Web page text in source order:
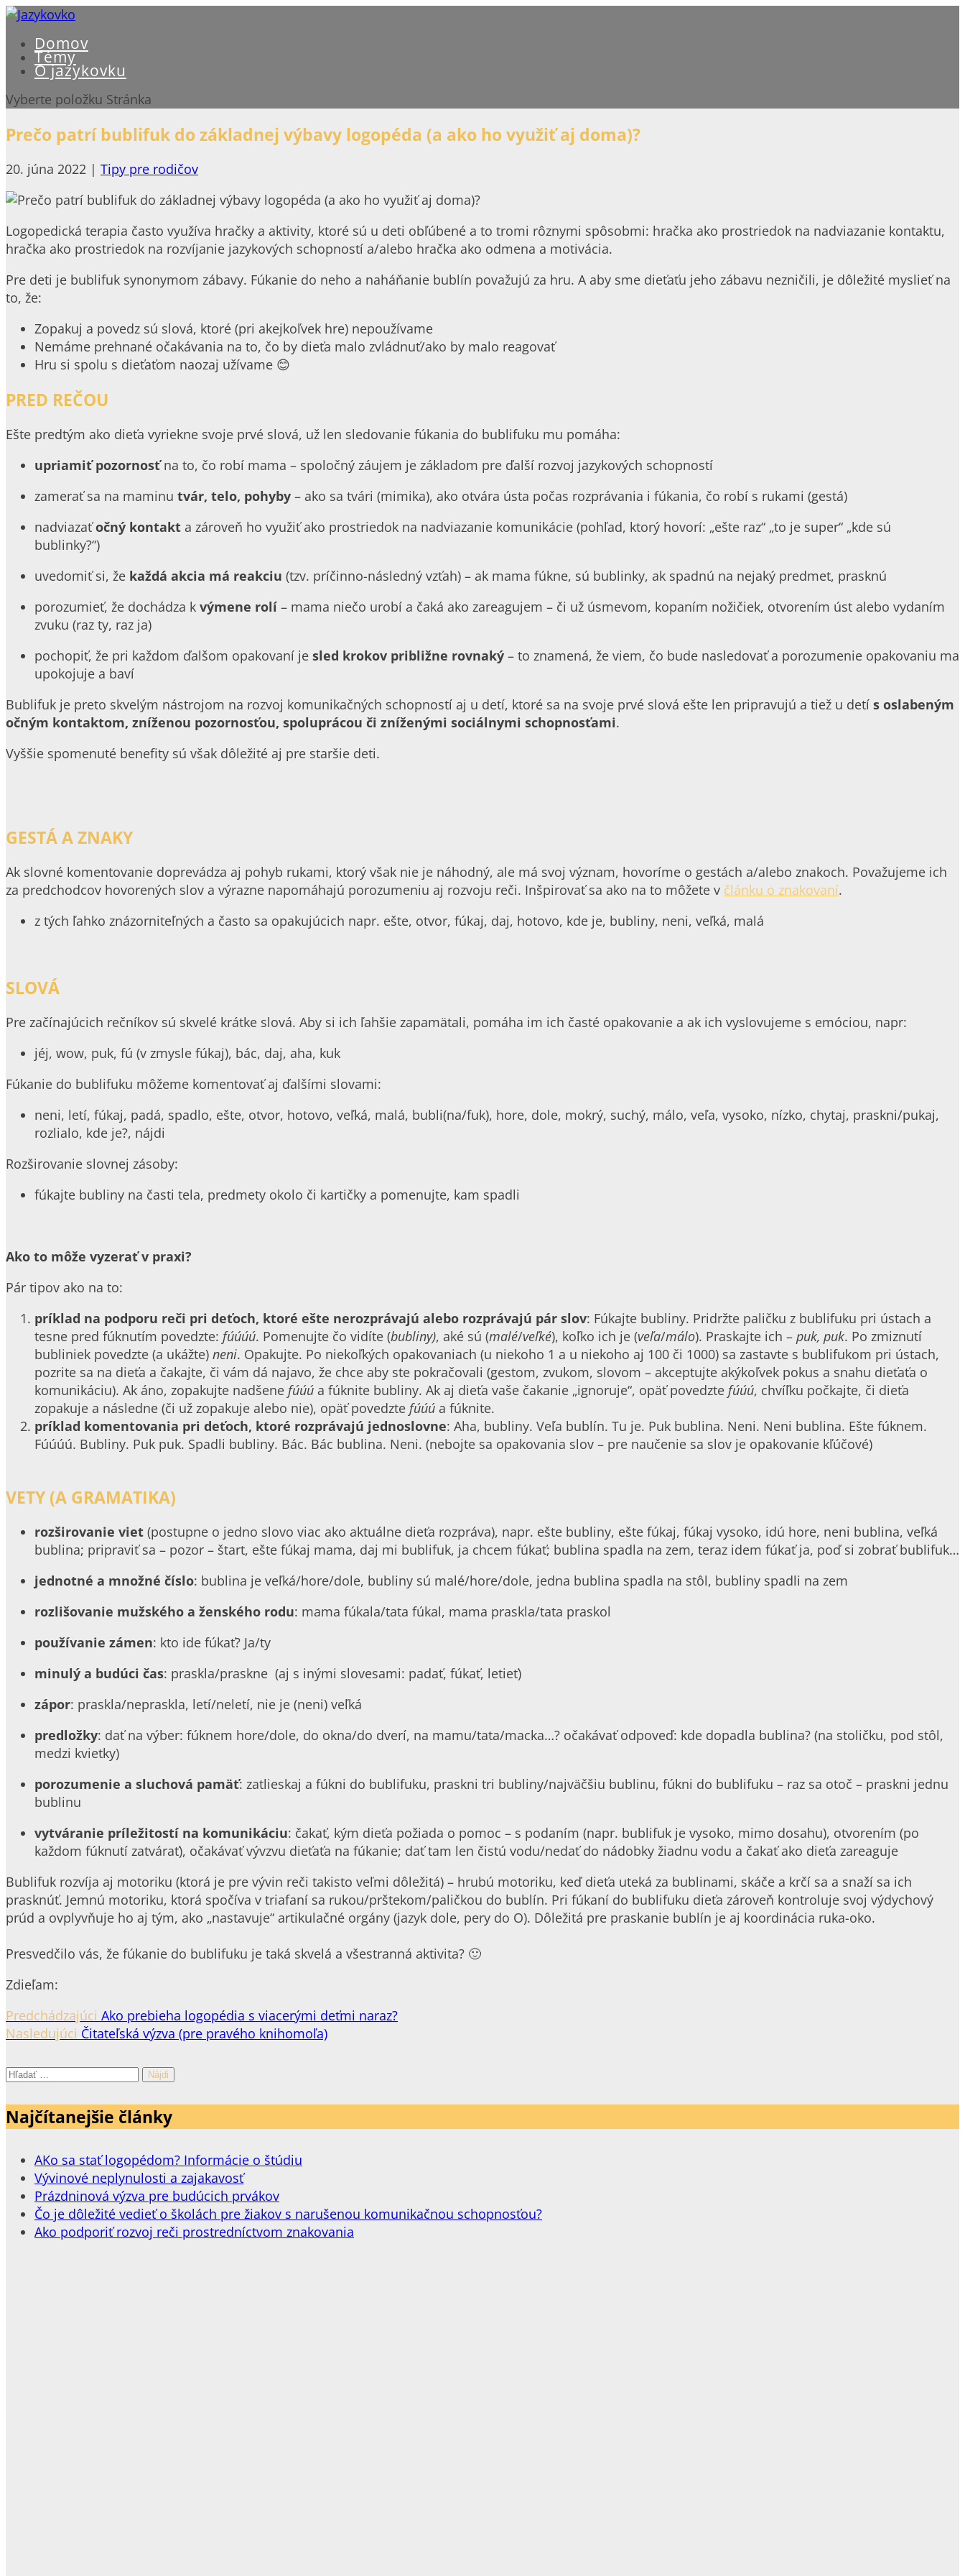
Domov
Témy
O jazykovku
Vyberte položku Stránka
Prečo patrí bublifuk do základnej výbavy logopéda (a ako ho využiť aj doma)?
20. júna 2022 | Tipy pre rodičov
Logopedická terapia často využíva hračky a aktivity, ktoré sú u deti obľúbené a to tromi rôznymi spôsobmi: hračka ako prostriedok na nadviazanie kontaktu,
hračka ako prostriedok na rozvíjanie jazykových schopností a/alebo hračka ako odmena a motivácia.
Pre deti je bublifuk synonymom zábavy. Fúkanie do neho a naháňanie bublín považujú za hru. A aby sme dieťaťu jeho zábavu nezničili, je dôležité myslieť na
to, že:
Zopakuj a povedz sú slová, ktoré (pri akejkoľvek hre) nepoužívame
Nemáme prehnané očakávania na to, čo by dieťa malo zvládnuť/ako by malo reagovať
Hru si spolu s dieťaťom naozaj užívame 😊
PRED REČOU
Ešte predtým ako dieťa vyriekne svoje prvé slová, už len sledovanie fúkania do bublifuku mu pomáha:
upriamiť pozornosťna to, čo robí mama – spoločný záujem je základom pre ďalší rozvoj jazykových schopností
zamerať sa na maminu tvár, telo, pohyby – ako sa tvári (mimika), ako otvára ústa počas rozprávania i fúkania, čo robí s rukami (gestá)
nadviazaťočný kontakt a zároveň ho využiť ako prostriedok na nadviazanie komunikácie (pohľad, ktorý hovorí: „ešte raz“ „to je super“ „kde sú
bublinky?“)
uvedomiť si, že každá akcia má reakciu (tzv. príčinno-následný vzťah) – ak mama fúkne, sú bublinky, ak spadnú na nejaký predmet, prasknú
porozumieť, že dochádza k výmene rolí – mama niečo urobí a čaká ako zareagujem – či už úsmevom, kopaním nožičiek, otvorením úst alebo vydaním
zvuku (raz ty, raz ja)
pochopiť, že pri každom ďalšom opakovaní je sled krokov približne rovnaký – to znamená, že viem, čo bude nasledovať a porozumenie opakovaniu ma
upokojuje a baví
Bublifuk je preto skvelým nástrojom na rozvoj komunikačných schopností aj u detí, ktoré sa na svoje prvé slová ešte len pripravujú a tiež u detí s oslabeným
očným kontaktom, zníženou pozornosťou, spoluprácou či zníženými sociálnymi schopnosťami.
Vyššie spomenuté benefity sú však dôležité aj pre staršie deti.
GESTÁ A ZNAKY
Ak slovné komentovanie doprevádza aj pohyb rukami, ktorý však nie je náhodný, ale má svoj význam, hovoríme o gestách a/alebo znakoch. Považujeme ich
za predchodcov hovorených slov a výrazne napomáhajú porozumeniu aj rozvoju reči. Inšpirovať sa ako na to môžete v článku o znakovaní.
z tých ľahko znázorniteľných a často sa opakujúcich napr. ešte, otvor, fúkaj, daj, hotovo, kde je, bubliny, neni, veľká, malá
SLOVÁ
Pre začínajúcich rečníkov sú skvelé krátke slová. Aby si ich ľahšie zapamätali, pomáha im ich časté opakovanie a ak ich vyslovujeme s emóciou, napr:
jéj, wow, puk, fú (v zmysle fúkaj), bác, daj, aha, kuk
Fúkanie do bublifuku môžeme komentovať aj ďalšími slovami:
neni, letí, fúkaj, padá, spadlo, ešte, otvor, hotovo, veľká, malá, bubli(na/fuk), hore, dole, mokrý, suchý, málo, veľa, vysoko, nízko, chytaj, praskni/pukaj,
rozlialo, kde je?, nájdi
Rozširovanie slovnej zásoby:
fúkajte bubliny na časti tela, predmety okolo či kartičky a pomenujte, kam spadli
Ako to môže vyzerať v praxi?
Pár tipov ako na to:
príklad na podporu reči pri deťoch, ktoré ešte nerozprávajú alebo rozprávajú pár slov: Fúkajte bubliny. Pridržte paličku z bublifuku pri ústach a
tesne pred fúknutím povedzte: fúúúú. Pomenujte čo vidíte (bubliny), aké sú (malé/veľké), koľko ich je (veľa/málo). Praskajte ich – puk, puk. Po zmiznutí
bubliniek povedzte (a ukážte) neni. Opakujte. Po niekoľkých opakovaniach (u niekoho 1 a u niekoho aj 100 či 1000) sa zastavte s bublifukom pri ústach,
pozrite sa na dieťa a čakajte, či vám dá najavo, že chce aby ste pokračovali (gestom, zvukom, slovom – akceptujte akýkoľvek pokus a snahu dieťaťa o
komunikáciu). Ak áno, zopakujte nadšene fúúú a fúknite bubliny. Ak aj dieťa vaše čakanie „ignoruje“, opäť povedzte fúúú, chvíľku počkajte, či dieťa
zopakuje a následne (či už zopakuje alebo nie), opäť povedzte fúúú a fúknite.
príklad komentovania pri deťoch, ktoré rozprávajú jednoslovne: Aha, bubliny. Veľa bublín. Tu je. Puk bublina. Neni. Neni bublina. Ešte fúknem.
Fúúúú. Bubliny. Puk puk. Spadli bubliny. Bác. Bác bublina. Neni. (nebojte sa opakovania slov – pre naučenie sa slov je opakovanie kľúčové)
VETY (A GRAMATIKA)
rozširovanie viet (postupne o jedno slovo viac ako aktuálne dieťa rozpráva), napr. ešte bubliny, ešte fúkaj, fúkaj vysoko, idú hore, neni bublina, veľká
bublina; pripraviť sa – pozor – štart, ešte fúkaj mama, daj mi bublifuk, ja chcem fúkať; bublina spadla na zem, teraz idem fúkať ja, poď si zobrať bublifuk…
jednotné a množné číslo: bublina je veľká/hore/dole, bubliny sú malé/hore/dole, jedna bublina spadla na stôl, bubliny spadli na zem
rozlišovanie mužského a ženského rodu: mama fúkala/tata fúkal, mama praskla/tata praskol
používanie zámen: kto ide fúkať? Ja/ty
minulý a budúci čas: praskla/praskne (aj s inými slovesami: padať, fúkať, letieť)
zápor: praskla/nepraskla, letí/neletí, nie je (neni) veľká
predložky: dať na výber: fúknem hore/dole, do okna/do dverí, na mamu/tata/macka…? očakávať odpoveď: kde dopadla bublina? (na stoličku, pod stôl,
medzi kvietky)
porozumenie a sluchová pamäť: zatlieskaj a fúkni do bublifuku, praskni tri bubliny/najväčšiu bublinu, fúkni do bublifuku – raz sa otoč – praskni jednu
bublinu
vytváranie príležitostí na komunikáciu: čakať, kým dieťa požiada o pomoc – s podaním (napr. bublifuk je vysoko, mimo dosahu), otvorením (po
každom fúknutí zatvárať), očakávať vývzvu dieťaťa na fúkanie; dať tam len čistú vodu/nedať do nádobky žiadnu vodu a čakať ako dieťa zareaguje
Bublifuk rozvíja aj motoriku (ktorá je pre vývin reči takisto veľmi dôležitá) – hrubú motoriku, keď dieťa uteká za bublinami, skáče a krčí sa a snaží sa ich
prasknúť. Jemnú motoriku, ktorá spočíva v triafaní sa rukou/prštekom/paličkou do bublín. Pri fúkaní do bublifuku dieťa zároveň kontroluje svoj výdychový
prúd a ovplyvňuje ho aj tým, ako „nastavuje“ artikulačné orgány (jazyk dole, pery do O). Dôležitá pre praskanie bublín je aj koordinácia ruka-oko.
Presvedčilo vás, že fúkanie do bublifuku je taká skvelá a všestranná aktivita? 🙂
Zdieľam:
Predchádzajúci Ako prebieha logopédia s viacerými deťmi naraz?
Nasledujúci Čitateľská výzva (pre pravého knihomoľa)
Hľadať:
Najčítanejšie články
AKo sa stať logopédom? Informácie o štúdiu
Vývinové neplynulosti a zajakavosť
Prázdninová výzva pre budúcich prvákov
Čo je dôležité vedieť o školách pre žiakov s narušenou komunikačnou schopnosťou?
Ako podporiť rozvoj reči prostredníctvom znakovania